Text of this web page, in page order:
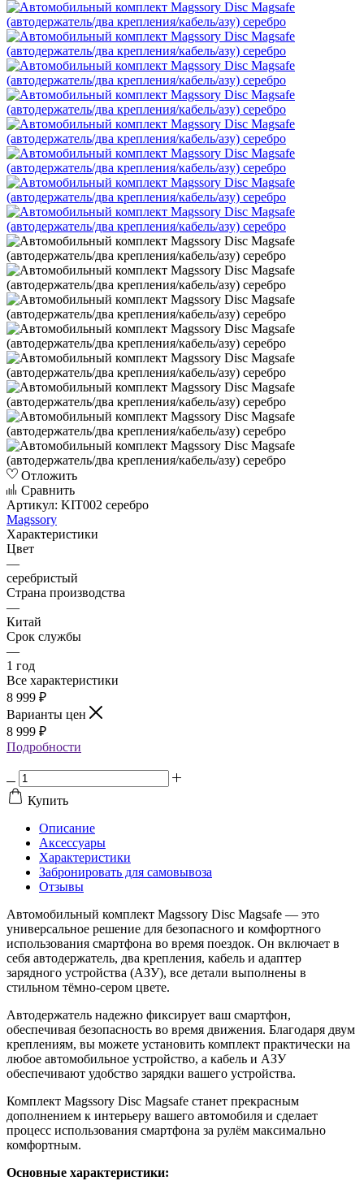
Отложить
Сравнить
Артикул: KIT002 серебро
Magssory
Характеристики
Цвет
—
серебристый
Страна производства
—
Китай
Срок службы
—
1 год
Все характеристики
8 999 ₽
Варианты цен
8 999 ₽
Подробности
Купить
Описание
Аксессуары
Характеристики
Забронировать для самовывоза
Отзывы
Автомобильный комплект Magssory Disc Magsafe — это
универсальное решение для безопасного и комфортного
использования смартфона во время поездок. Он включает в
себя автодержатель, два крепления, кабель и адаптер
зарядного устройства (АЗУ), все детали выполнены в
стильном тёмно-сером цвете.
Автодержатель надежно фиксирует ваш смартфон,
обеспечивая безопасность во время движения. Благодаря двум
креплениям, вы можете установить комплект практически на
любое автомобильное устройство, а кабель и АЗУ
обеспечивают удобство зарядки вашего устройства.
Комплект Magssory Disc Magsafe станет прекрасным
дополнением к интерьеру вашего автомобиля и сделает
процесс использования смартфона за рулём максимально
комфортным.
Основные характеристики: